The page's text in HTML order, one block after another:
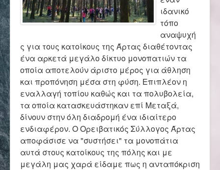
Αναρρίχηση
Βουνό και φύση
Φωτο - Video
Επικοινωνία
ιδανικό
τόπο
αναψυχή
ς για τους κατοίκους της Άρτας διαθέτοντας
ένα αρκετά μεγάλο δίκτυο μονοπατιών τα
οποία αποτελούν άριστο μέρος για άθληση
και προπόνηση μέσα στη φύση. Επιπλέον η
εναλλαγή τοπίου καθώς και τα πολυβολεία,
τα οποία κατασκευάστηκαν επί Μεταξά,
δίνουν στην όλη διαδρομή ένα ιδιαίτερο
ενδιαφέρον. Ο Ορειβατικός Σύλλογος Άρτας
αποφάσισε να "συστήσει" τα μονοπάτια
αυτά στους κατοίκους της πόλης και με
μεγάλη μας χαρά είδαμε πως η ανταπόκριση